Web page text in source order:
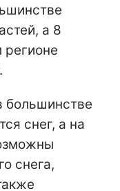
а 8
регионе
большинстве
снег, а на
снега,